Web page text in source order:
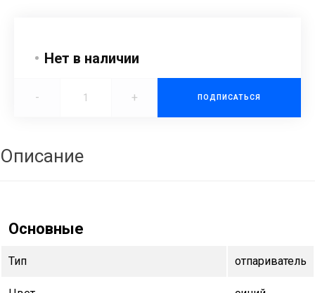
Нет в наличии
- + ПОДПИСАТЬСЯ
Описание
Основные
Тип отпариватель